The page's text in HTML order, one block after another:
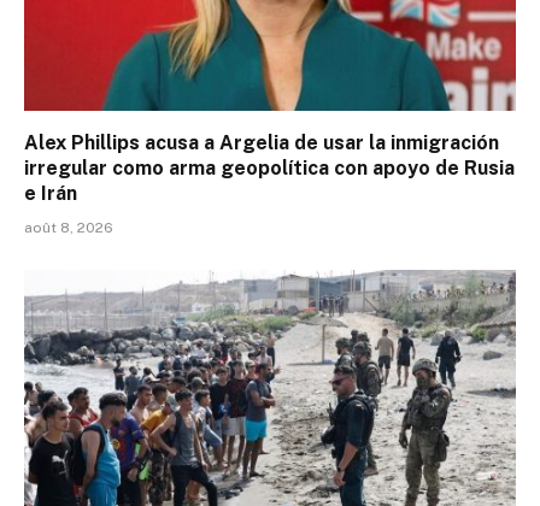
Alex Phillips acusa a Argelia de usar la inmigración
irregular como arma geopolítica con apoyo de Rusia
e Irán
août 8, 2026